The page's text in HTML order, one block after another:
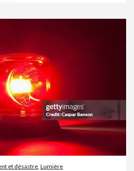
et désastre Lumière